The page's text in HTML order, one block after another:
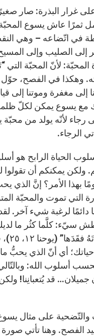
غرار البذرة: صار
ثمرًا عاش يسوع
في اتّضاعه – وهي
إلى الصليب وإلى
وهكذا في الفصح،
مغفرة وموتنا إلى
مع يسوع يمكن لكلّ
رجاء لأنّه يولد من
الرجاء.
الحياة الرابح هو
ولكن يمكنكم أن
بهذا الأمر؟ إنَّ الذي
التي تموت والمحبّة
دائمًا لرغبة شيء
سيّء: كلَّما كثُر ما لديك
وهذا
أي أنّ الذي يحبُّ
أسلوب الله:
قد يُتعبانِنا!
والتّضحية على مثال
الفصح. وهنا تأتي